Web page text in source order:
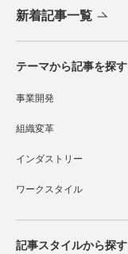
新着記事一覧
テーマから記事を探す
事業開発
組織変革
インダストリー
ワークスタイル
記事スタイルから探す